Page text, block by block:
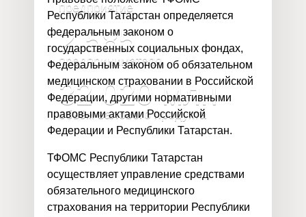
предприятие
2 585
предпринимателя
32 020млн
объём валового продукта
Республики Татарстан определяется
федеральным законом о
государственных социальных фондах,
Федеральным законом об обязательном
медицинском страховании в Российской
Федерации, другими нормативными
правовыми актами Российской
Федерации и Республики Татарстан.
ТФОМС Республики Татарстан
осуществляет управление средствами
обязательного медицинского
страхования на территории Республики